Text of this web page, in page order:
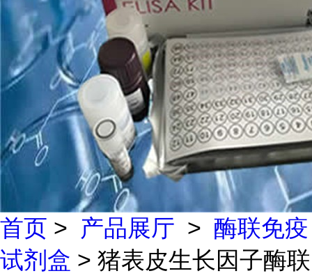
首页 > 产品展厅 > 酶联免疫
试剂盒 > 猪表皮生长因子酶联